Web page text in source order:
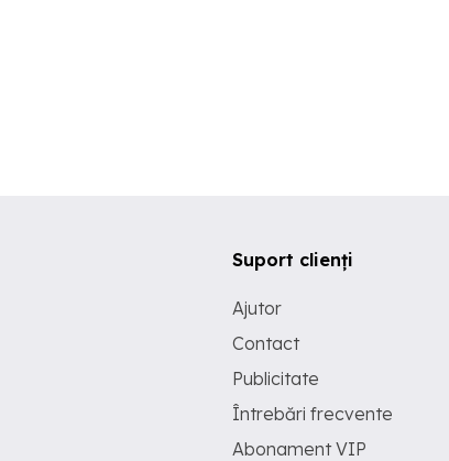
Suport clienți
Ajutor
Contact
Publicitate
Întrebări frecvente
Abonament VIP